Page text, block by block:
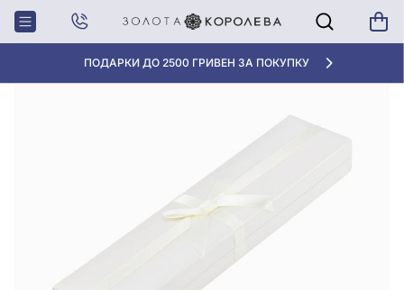
ПОДАРКИ ДО 2500 ГРИВЕН ЗА ПОКУПКУ
Главная Футляр для цепочек, браслетов и часов, арт. LCP-01и